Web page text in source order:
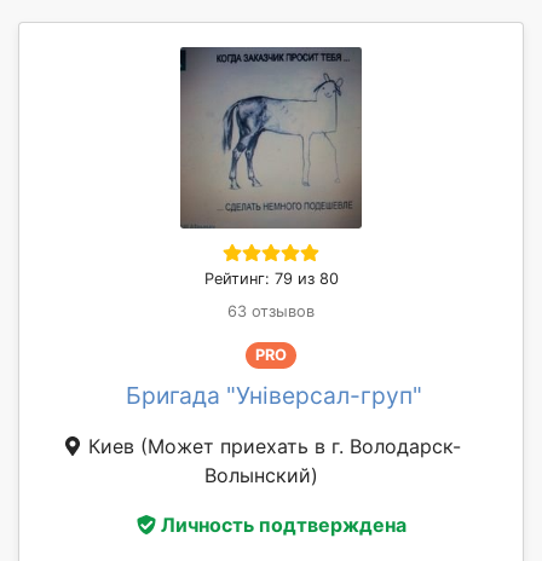
Рейтинг: 79 из 80
63 отзывов
PRO
Бригада "Універсал-груп"
Киев (Может приехать в г. Володарск-
Волынский)
Личность подтверждена